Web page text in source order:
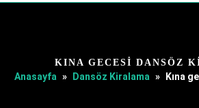
KINA GECESI DANSÖZ
Anasayfa » Dansöz Kiralama » Kına